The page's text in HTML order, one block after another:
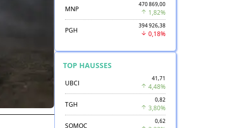
MNP
470 869,00
1,82%
PGH
394 926,38
0,18%
TOP HAUSSES
UBCI
41,71
4,48%
TGH
0,82
3,80%
SOMOC
0,62